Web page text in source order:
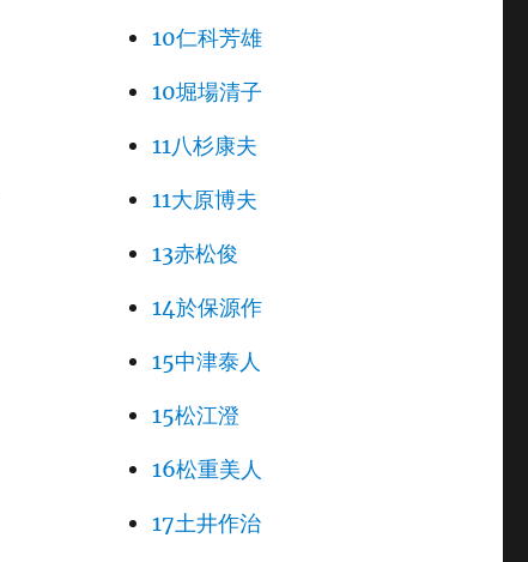
10仁科芳雄
10堀場清子
11八杉康夫
11大原博夫
13赤松俊
14於保源作
15中津泰人
15松江澄
16松重美人
17土井作治